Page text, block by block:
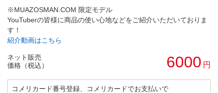
※MUAZOSMAN.COM 限定モデル
YouTuberの皆様に商品の使い心地などをご紹介いただいておりま
す！
紹介動画はこちら
ネット販売
価格（税込）
6000 円
コメリカード番号登録、コメリカードでお支払いで